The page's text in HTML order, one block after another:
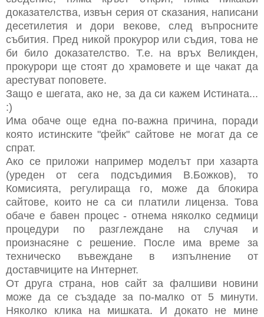
доказателства, извън серия от сказания, написани
десетилетия и дори векове, след въпросните
събития. Пред никой прокурор или съдия, това не
би било доказателство. Т.е. на връх Великден,
прокурори ще стоят до храмовете и ще чакат да
арестуват поповете.
Защо е шегата, ако не, за да си кажем Истината...
:)
Има обаче още една по-важна причина, поради
която истинските "фейк" сайтове не могат да се
спрат.
Ако се приложи например моделът при хазарта
(уреден от сега подсъдимия В.Божков), то
Комисията, регулираща го, може да блокира
сайтове, които не са си платили лиценза. Това
обаче е бавен процес - отнема няколко седмици
процедури по разглеждане на случая и
произнасяне с решение. После има време за
техническо въвеждане в изпълнение от
доставчиците на Интернет.
От друга страна, нов сайт за фалшиви новини
може да се създаде за по-малко от 5 минути.
Няколко клика на мишката. И докато не мине